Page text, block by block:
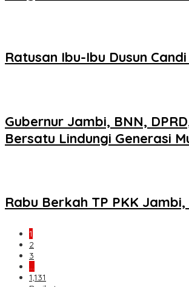
Ratusan Ibu-Ibu Dusun
Gubernur Jambi, BNN,
Bersatu Lindungi Generasi
Rabu Berkah TP PKK
1
2
3
…
1,131